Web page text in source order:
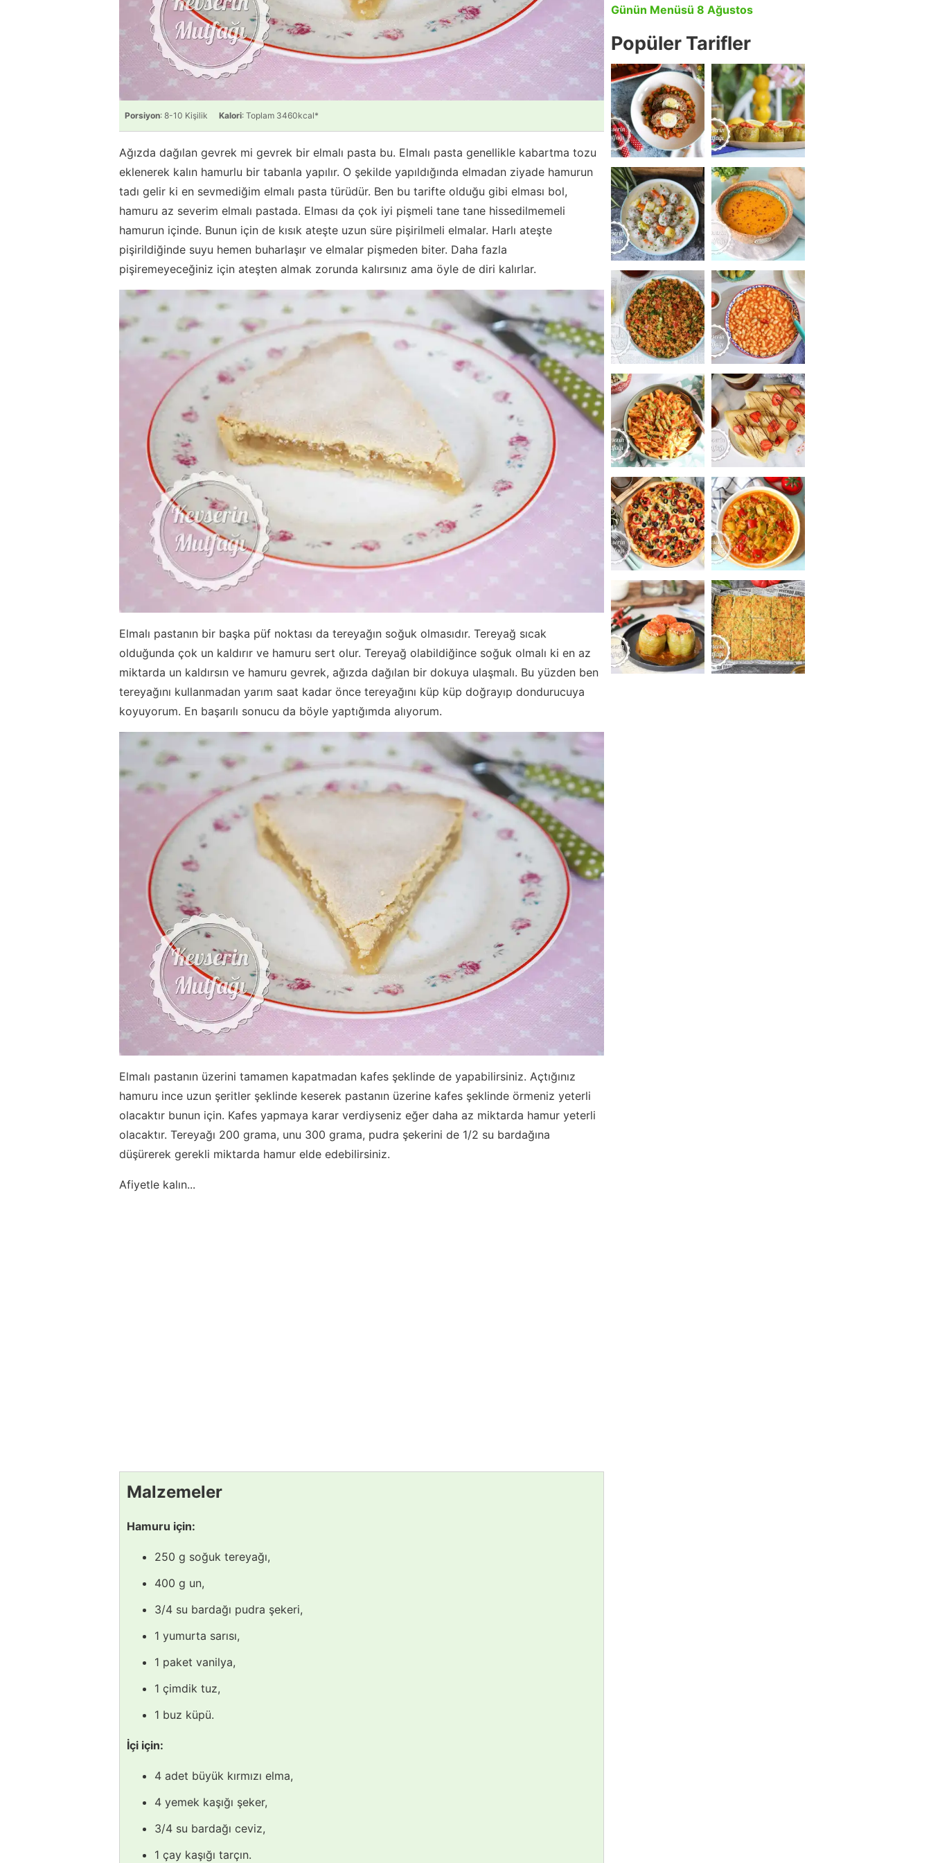
Porsiyon: 8-10 Kişilik Kalori: Toplam 3460kcal*
Ağızda dağılan gevrek mi gevrek bir elmalı pasta bu. Elmalı pasta genellikle kabartma tozu
eklenerek kalın hamurlu bir tabanla yapılır. O şekilde yapıldığında elmadan ziyade hamurun
tadı gelir ki en sevmediğim elmalı pasta türüdür. Ben bu tarifte olduğu gibi elması bol,
hamuru az severim elmalı pastada. Elması da çok iyi pişmeli tane tane hissedilmemeli
hamurun içinde. Bunun için de kısık ateşte uzun süre pişirilmeli elmalar. Harlı ateşte
pişirildiğinde suyu hemen buharlaşır ve elmalar pişmeden biter. Daha fazla
pişiremeyeceğiniz için ateşten almak zorunda kalırsınız ama öyle de diri kalırlar.
Elmalı pastanın bir başka püf noktası da tereyağın soğuk olmasıdır. Tereyağ sıcak
olduğunda çok un kaldırır ve hamuru sert olur. Tereyağ olabildiğince soğuk olmalı ki en az
miktarda un kaldırsın ve hamuru gevrek, ağızda dağılan bir dokuya ulaşmalı. Bu yüzden ben
tereyağını kullanmadan yarım saat kadar önce tereyağını küp küp doğrayıp dondurucuya
koyuyorum. En başarılı sonucu da böyle yaptığımda alıyorum.
Elmalı pastanın üzerini tamamen kapatmadan kafes şeklinde de yapabilirsiniz. Açtığınız
hamuru ince uzun şeritler şeklinde keserek pastanın üzerine kafes şeklinde örmeniz yeterli
olacaktır bunun için. Kafes yapmaya karar verdiyseniz eğer daha az miktarda hamur yeterli
olacaktır. Tereyağı 200 grama, unu 300 grama, pudra şekerini de 1/2 su bardağına
düşürerek gerekli miktarda hamur elde edebilirsiniz.
Afiyetle kalın...
Malzemeler
Hamuru için:
250 g soğuk tereyağı,
400 g un,
3/4 su bardağı pudra şekeri,
1 yumurta sarısı,
1 paket vanilya,
1 çimdik tuz,
1 buz küpü.
İçi için:
4 adet büyük kırmızı elma,
4 yemek kaşığı şeker,
3/4 su bardağı ceviz,
1 çay kaşığı tarçın.
Günün Menüsü 8 Ağustos
Popüler Tarifler